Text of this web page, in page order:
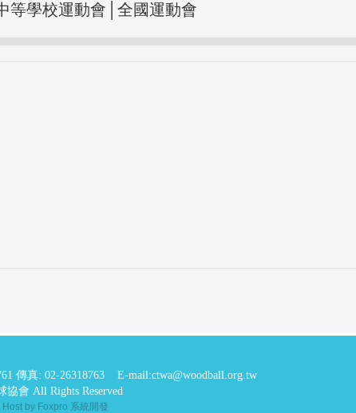
等學校運動會│全國運動會
傳真: 02-26318763E-mail:ctwa@woodball.org.tw
協會 All Rights Reserved
Host by Foxpro 系統開發